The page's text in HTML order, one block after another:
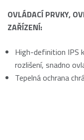
OVLÁDACÍ PRVKY,
ZAŘÍZENÍ:
High-definition IPS
rozlišení, snadno
Tepelná ochrana